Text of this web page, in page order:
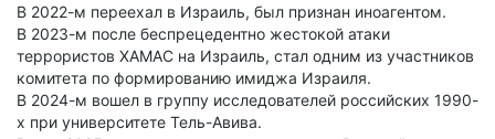
В 2022-м переехал в Израиль, был признан иноагентом.
В 2023-м после беспрецедентно жестокой атаки
террористов ХАМАС на Израиль, стал одним из участников
комитета по формированию имиджа Израиля.
В 2024-м вошел в группу исследователей российских 1990-
х при университете Тель-Авива.